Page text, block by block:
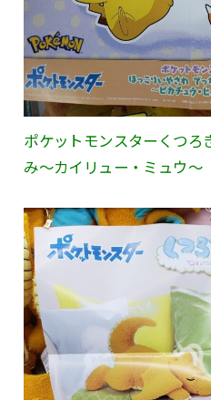
ポケットモンスターくつろ
み～カイリュー・ミュウ～